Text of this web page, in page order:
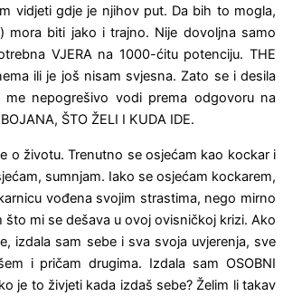
vidjeti gdje je njihov put. Da bih to mogla,
mora biti jako i trajno. Nije dovoljna samo
VJERA na 1000-ćitu potenciju. THE
ili je još nisam svjesna. Zato se i desila
me nepogrešivo vodi prema odgovoru na
ŠTO ŽELI I KUDA IDE.
o životu. Trenutno se osjećam kao kockar i
sumnjam. Iako se osjećam kockarem,
vođena svojim strastima, nego mirno
što mi se dešava u ovoj ovisničkoj krizi. Ako
izdala sam sebe i sva svoja uvjerenja, sve
i pričam drugima. Izdala sam OSOBNI
je to živjeti kada izdaš sebe? Želim li takav